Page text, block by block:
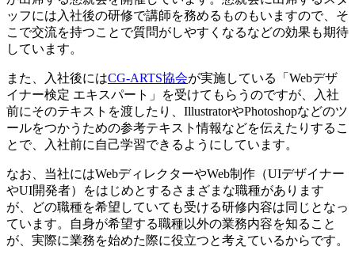
ッフには入社後の研修で講師を務めるものもいますので、そ
こで交流を持つことで質問がしやすくなるなどの効果も期待
しています。
また、入社後にはCG-ARTS協会が実施している「Webデザ
イナー検定 エキスパート」を受けてもらうのですが、入社
前にそのテキストを渡したり、IllustratorやPhotoshopなどのツ
ールをつかうための参考テキスト情報などを伝えたりするこ
とで、入社前に自己学習できるようにしています。
なお、当社にはWebディレクターやWeb制作（UIデザイナー
やUI開発者）をはじめとするさまざまな職種があります
が、どの職種を希望していても受ける研修内容は同じとなっ
ています。自身が希望する職種以外の業務内容を知ること
が、実際に業務を始めた際に役立つと考えているからです。